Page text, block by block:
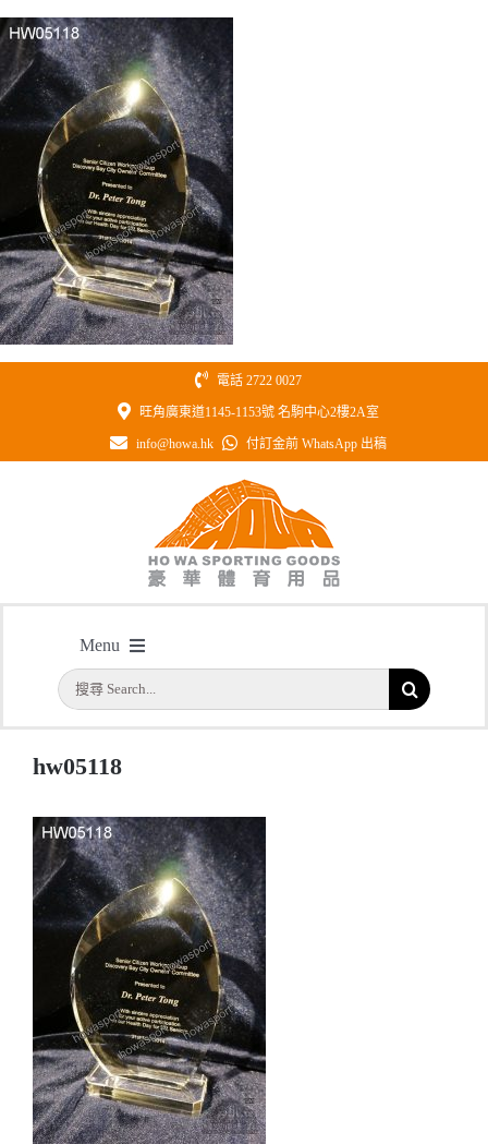
Skip
to
content
電話 2722 0027
旺角廣東道1145-1153號 名駒中心2樓2A室
info@howa.hk 付訂金前 WhatsApp 出稿
Menu
首頁
公司簡介
一天快取
實用系列
水晶獎座
金箔畫
意大利獎盃
旗座/旗桿
搜
索
果：
型號: HW05118 樹葉形水晶獎座 現貨三個尺寸 適合各種場合使用
hw05118